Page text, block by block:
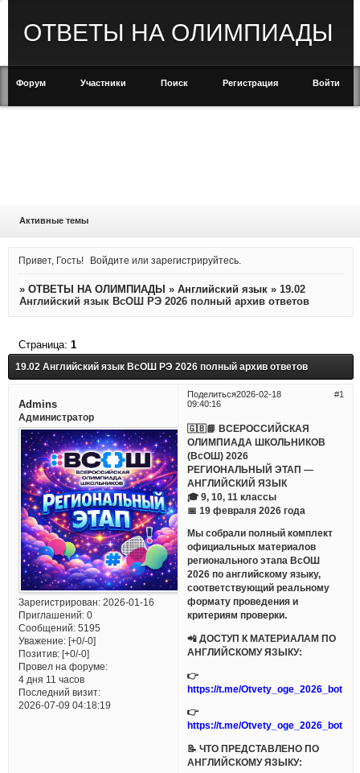
ОТВЕТЫ НА ОЛИМПИАДЫ
Форум Участники Поиск Регистрация Войти
Активные темы
Привет, Гость! Войдите илизарегистрируйтесь
» ОТВЕТЫ НА ОЛИМПИАДЫ » Английский язык » 19.02
Английский язык ВсОШ РЭ 2026 полный архив ответов
19.02 Английский язык ВсОШ РЭ 2026 полный архив ответов
Страница: 1
Поделиться 1
2026-02-18
09:40:16
Admins
Администратор
Зарегистрирован: 2026-01-16
Приглашений:0
Сообщений:5195
Уважение: [+0/-0]
Позитив: [+0/-0]
Провел на форуме:
4 дня 11 часов
Последний визит:
2026-07-09 04:18:19
🇬🇧📘 ВСЕРОССИЙСКАЯ
ОЛИМПИАДА ШКОЛЬНИКОВ
(ВсОШ) 2026
РЕГИОНАЛЬНЫЙ ЭТАП —
АНГЛИЙСКИЙ ЯЗЫК
🎓 9, 10, 11 классы
📅 19 февраля 2026 года
Мы собрали полный комплект
официальных материалов
регионального этапа ВсОШ
2026 по английскому языку,
соответствующий реальному
формату проведения и
критериям проверки.
📲 ДОСТУП К МАТЕРИАЛАМ ПО
АНГЛИЙСКОМУ ЯЗЫКУ:
👉
https://t.me/Otvety_oge_2026_bot
👉
https://t.me/Otvety_oge_2026_bot
📝 ЧТО ПРЕДСТАВЛЕНО ПО
АНГЛИЙСКОМУ ЯЗЫКУ: